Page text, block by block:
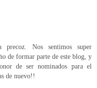
Nos sentimos super
de formar parte de este blog, y
de ser nominados para el
de nuevo!!